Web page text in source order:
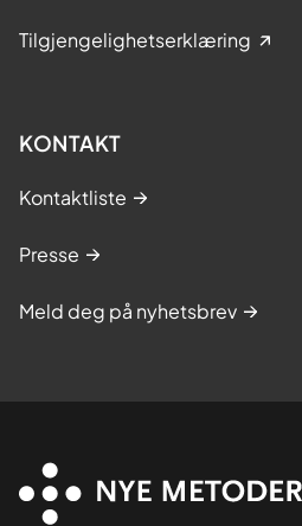
Tilgjengelighetserklæring
KONTAKT
Kontaktliste
Presse
Meld deg på nyhetsbrev